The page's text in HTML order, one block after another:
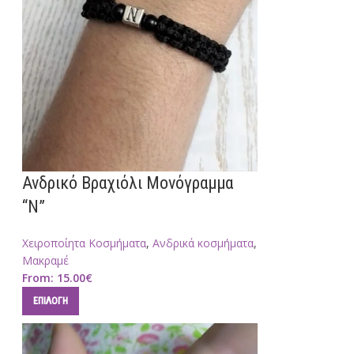
Ανδρικό Βραχιόλι Μονόγραμμα
“N”
Χειροποίητα Κοσμήματα, Ανδρικά κοσμήματα,
Μακραμέ
From: 15.00€
ΕΠΙΛΟΓΉ